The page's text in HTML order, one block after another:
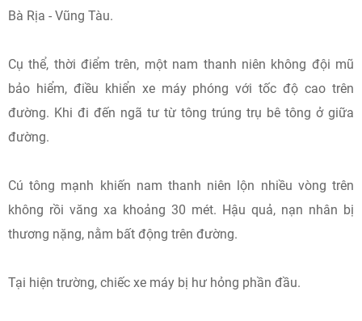
Bà Rịa - Vũng Tàu.
Cụ thể, thời điểm trên, một nam thanh niên không đội mũ
bảo hiểm, điều khiển xe máy phóng với tốc độ cao trên
đường. Khi đi đến ngã tư từ tông trúng trụ bê tông ở giữa
đường.
Cú tông mạnh khiến nam thanh niên lộn nhiều vòng trên
không rồi văng xa khoảng 30 mét. Hậu quả, nạn nhân bị
thương nặng, nằm bất động trên đường.
Tại hiện trường, chiếc xe máy bị hư hỏng phần đầu.